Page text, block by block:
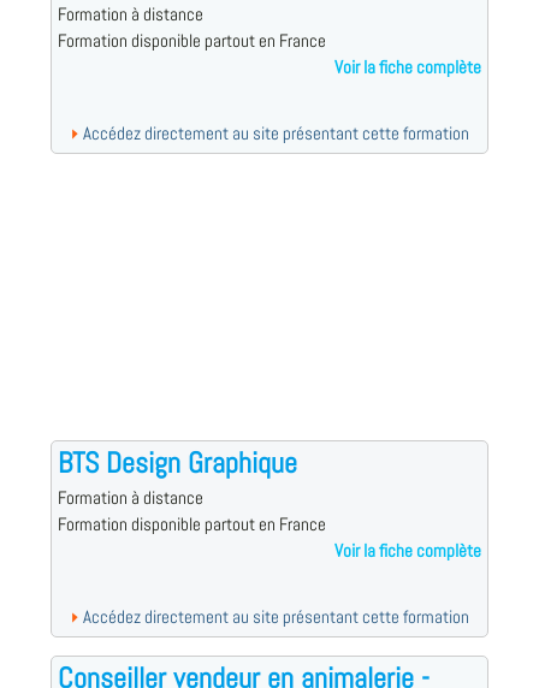
Formation à distance
Formation disponible partout en France
Voir la fiche complète
Accédez directement au site présentant cette formation
BTS Design Graphique
Formation à distance
Formation disponible partout en France
Voir la fiche complète
Accédez directement au site présentant cette formation
Conseiller vendeur en animalerie -